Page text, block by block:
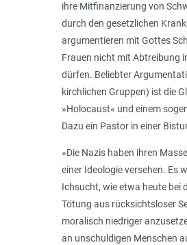
ihre Mitfinanzierung von
durch den gesetzlichen
argumentieren mit Gottes
Frauen nicht mit Abtreibung
dürfen. Beliebter
kirchlichen Gruppen) ist die
»Holocaust« und einem
Dazu ein Pastor in einer
»Die Nazis haben ihren
einer Ideologie versehen. Es
Ichsucht, wie etwa heute bei
Tötung aus rücksichtsloser
moralisch niedriger
an unschuldigen Menschen